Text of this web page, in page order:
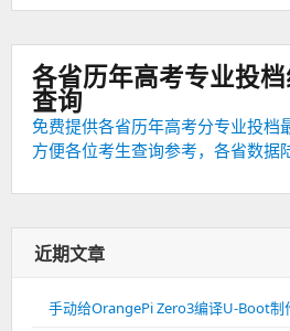
各省历年高考专业投
查询
免费提供各省历年高考分专业投档
方便各位考生查询参考，各省数据
近期文章
手动给OrangePi Zero3编译U-Boot